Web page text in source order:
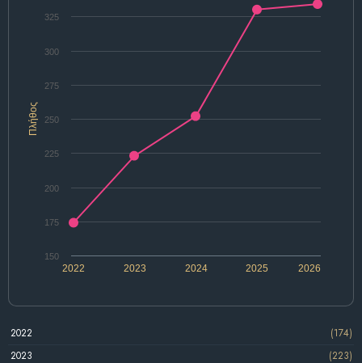
Πλήθος
2025
2022 2023 2024 2026
150
175
200
225
250
275
300
325
2022
(174)
2023
(223)